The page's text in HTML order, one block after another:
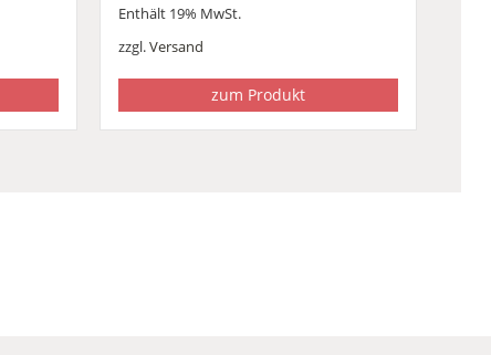
Enthält 19% MwSt.
zzgl.Versand
zum Produkt